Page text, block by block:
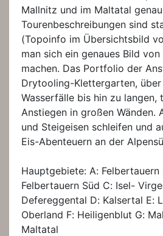
Mallnitz und im Maltatal
Tourenbeschreibungen sind
(Topoinfo im Übersichtsbild
man sich ein genaues Bild
machen. Das Portfolio der
Drytooling-Klettergarten, über
Wasserfälle bis hin zu langen,
Anstiegen in großen Wänden.
und Steigeisen schleifen und
Eis-Abenteuern an der
Hauptgebiete: A: Felbertauern
Felbertauern Süd C: Isel-
Defereggental D: Kalsertal E:
Oberland F: Heiligenblut G:
Maltatal